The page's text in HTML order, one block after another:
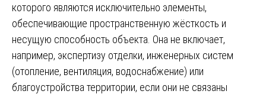
которого являются исключительно элементы,
обеспечивающие пространственную жёсткость и
несущую способность объекта. Она не включает,
например, экспертизу отделки, инженерных систем
(отопление, вентиляция, водоснабжение) или
благоустройства территории, если они не связаны